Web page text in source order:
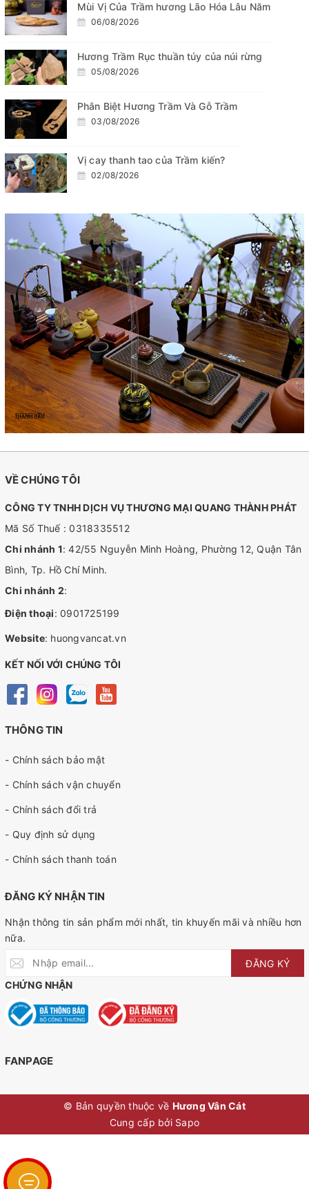
Mùi Vị Của Trầm hương Lão Hóa Lâu Năm
06/08/2026
Hương Trầm Rục thuần túy của núi rừng
05/08/2026
Phân Biệt Hương Trầm Và Gỗ Trầm
03/08/2026
Vị cay thanh tao của Trầm kiến?
02/08/2026
VỀ CHÚNG TÔI
CÔNG TY TNHH DỊCH VỤ THƯƠNG MẠI QUANG THÀNH PHÁT
Mã Số Thuế : 0318335512
Chi nhánh 1: 42/55 Nguyễn Minh Hoàng, Phường 12, Quận Tân
Bình, Tp. Hồ Chí Minh.
Chi nhánh 2:
Điện thoại: 0901725199
Website: huongvancat.vn
KẾT NỐI VỚI CHÚNG TÔI
THÔNG TIN
- Chính sách bảo mật
- Chính sách vận chuyển
- Chính sách đổi trả
- Quy định sử dụng
- Chính sách thanh toán
ĐĂNG KÝ NHẬN TIN
Nhận thông tin sản phẩm mới nhất, tin khuyến mãi và nhiều hơn
nữa.
ĐĂNG KÝ
CHỨNG NHẬN
FANPAGE
© Bản quyền thuộc về Hương Vân Cát
Cung cấp bởi Sapo